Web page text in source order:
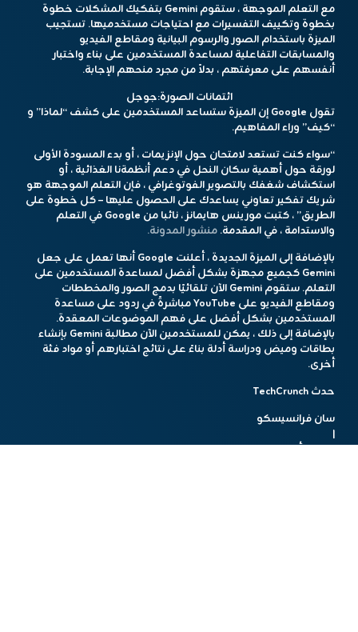
مع التعلم الموجهة ، ستقوم Gemini بتفكيك المشكلات خطوة
بخطوة وتكييف التفسيرات مع احتياجات مستخدميها. تستجيب
الميزة باستخدام الصور والرسوم البيانية ومقاطع الفيديو
والمسابقات التفاعلية لمساعدة المستخدمين على بناء واختبار
أنفسهم على معرفتهم ، بدلاً من مجرد منحهم الإجابة.
ائتمانات الصورة:جوجل
تقول Google إن الميزة ستساعد المستخدمين على كشف “لماذا” و
“كيف” وراء المفاهيم.
“سواء كنت تستعد لامتحان حول الإنزيمات ، أو بدء المسودة الأولى
لورقة حول أهمية سكان النحل في دعم أنظمةنا الغذائية ، أو
استكشاف شغفك بالتصوير الفوتوغرافي ، فإن التعلم الموجهة هو
شريك تفكير تعاوني يساعدك على الحصول عليها – كل خطوة على
الطريق” ، كتبت مورينس هايمانز ، نائبا من Google في التعلم
والاستدامة ، في المقدمة.منشور المدونة.
بالإضافة إلى الميزة الجديدة ، أعلنت Google أنها تعمل على جعل
Gemini كجميع مجهزة بشكل أفضل لمساعدة المستخدمين على
التعلم. ستقوم Gemini الآن تلقائيًا بدمج الصور والمخططات
ومقاطع الفيديو على YouTube مباشرةً في ردود على مساعدة
المستخدمين بشكل أفضل على فهم الموضوعات المعقدة.
بالإضافة إلى ذلك ، يمكن للمستخدمين الآن مطالبة Gemini بإنشاء
بطاقات وميض ودراسة أدلة بناءً على نتائج اختبارهم أو مواد فئة
أخرى.
حدث TechCrunch
سان فرانسيسكو
|
27-29 أكتوبر ، 2025